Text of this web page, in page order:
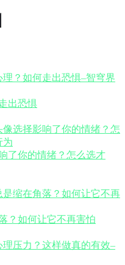
出恐惧
了你的情绪？怎么选才
？如何让它不再害怕